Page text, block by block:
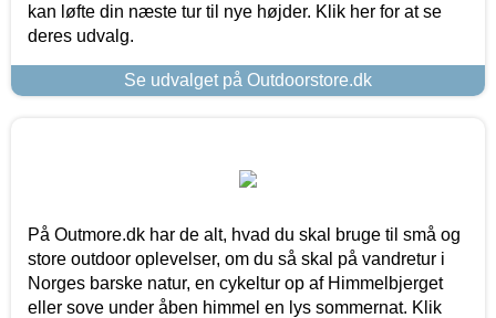
kan løfte din næste tur til nye højder. Klik her for at se
deres udvalg.
Se udvalget på Outdoorstore.dk
På Outmore.dk har de alt, hvad du skal bruge til små og
store outdoor oplevelser, om du så skal på vandretur i
Norges barske natur, en cykeltur op af Himmelbjerget
eller sove under åben himmel en lys sommernat. Klik